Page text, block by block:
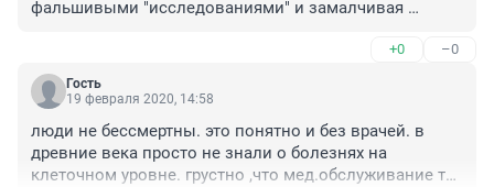
фальшивыми "исследованиями" и замалчивая
А вот рак кожи - куда его в хмурой Сибири притыкают
?
+0 –0
Гость
19 февраля 2020, 14:58
люди не бессмертны. это понятно и без врачей. в
древние века просто не знали о болезнях на
клеточном уровне. грустно ,что мед.обслуживание так